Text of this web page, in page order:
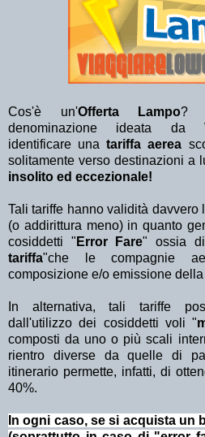
Cos'è un'Offerta Lampo?
denominazione ideata da
identificare unatariffa aerea
solitamente verso destinazioni a
insolito ed eccezionale!
Tali tariffe hanno validità davvero
(o addirittura meno) in quanto
cosiddetti " Error Fare" ossia
tariffa"che le compagnie
composizione e/o emissione
In alternativa, tali tariffe
dall'utilizzo dei cosiddetti voli "
composti da uno o più scali
rientro diverse da quelle di
itinerario permette, infatti, di
40%.
In ogni caso, se si acquista un